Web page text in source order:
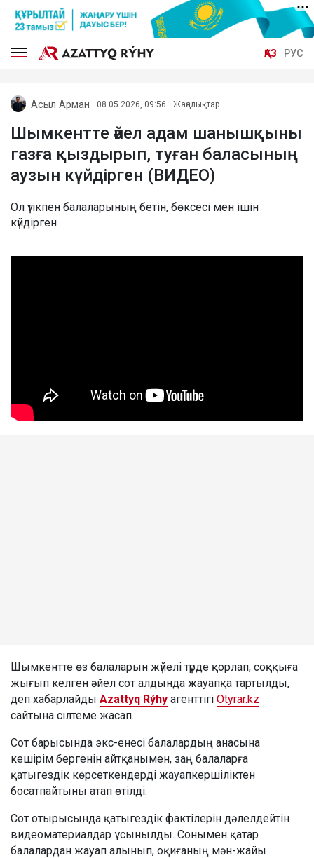
ҚАЗ РУС
Асыл Арман 08.05.2026, 09:56 Жаңалықтар
Шымкентте әйел адам шанышқыны
газға қыздырып, туған баласының
аузын күйдірген (ВИДЕО)
Ол үтікпен балаларының бетін, бөксесі мен ішін
күйдірген
Шымкентте өз балаларын жүйелі түрде қорлап, соққыға
жығып келген әйел сот алдында жауапқа тартылды,
деп хабарлайды Azattyq Rýhy агенттігі Otyrar.kz
сайтына сілтеме жасап.
Сот барысында экс-енесі балалардың анасына
кешірім бергенін айтқанымен, заң балаларға
қатыгездік көрсеткендерді жауапкершіліктен
босатпайтыны атап өтілді.
Сот отырысында қатыгездік фактілерін дәлелдейтін
видеоматериалдар ұсынылды. Сонымен қатар
балалардан жауап алынып, оқиғаның мән-жайы